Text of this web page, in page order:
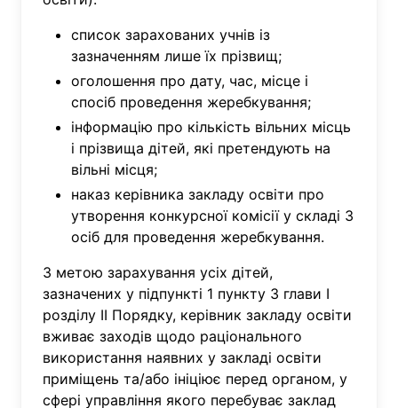
список зарахованих учнів із
зазначенням лише їх прізвищ;
оголошення про дату, час, місце і
спосіб проведення жеребкування;
інформацію про кількість вільних місць
і прізвища дітей, які претендують на
вільні місця;
наказ керівника закладу освіти про
утворення конкурсної комісії у складі 3
осіб для проведення жеребкування.
З метою зарахування усіх дітей,
зазначених у підпункті 1 пункту 3 глави І
розділу ІІ Порядку, керівник закладу освіти
вживає заходів щодо раціонального
використання наявних у закладі освіти
приміщень та/або ініціює перед органом, у
сфері управління якого перебуває заклад